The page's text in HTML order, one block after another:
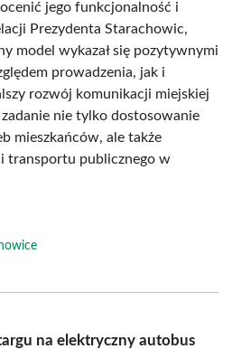
jego funkcjonalność i
Prezydenta Starachowic,
model wykazał się pozytywnymi
prowadzenia, jak i
rozwój komunikacji miejskiej
nie tylko dostosowanie
mieszkańców, ale także
transportu publicznego w
na elektryczny autobus